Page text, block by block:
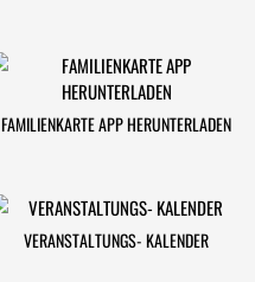
FAMILIENKARTE APP HERUNTERLADEN
VERANSTALTUNGS- KALENDER